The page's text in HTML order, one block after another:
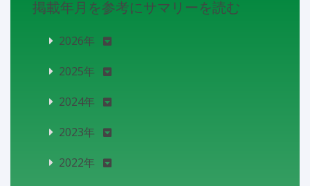
掲載年月を参考にサマリーを読む
2026年
2025年
2024年
2023年
2022年